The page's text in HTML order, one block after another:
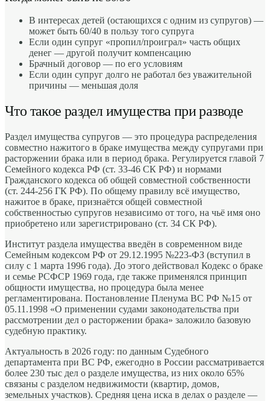
В интересах детей (остающихся с одним из супругов) —
может быть 60/40 в пользу того супруга
Если один супруг «пропил/проиграл» часть общих
денег — другой получит компенсацию
Брачный договор — по его условиям
Если один супруг долго не работал без уважительной
причины — меньшая доля
Что такое раздел имущества при разводе
Раздел имущества супругов — это процедура распределения
совместно нажитого в браке имущества между супругами при
расторжении брака или в период брака. Регулируется главой 7
Семейного кодекса РФ (ст. 33-46 СК РФ) и нормами
Гражданского кодекса об общей совместной собственности
(ст. 244-256 ГК РФ). По общему правилу всё имущество,
нажитое в браке, признаётся общей совместной
собственностью супругов независимо от того, на чьё имя оно
приобретено или зарегистрировано (ст. 34 СК РФ).
Институт раздела имущества введён в современном виде
Семейным кодексом РФ от 29.12.1995 №223-ФЗ (вступил в
силу с 1 марта 1996 года). До этого действовал Кодекс о браке
и семье РСФСР 1969 года, где также применялся принцип
общности имущества, но процедура была менее
регламентирована. Постановление Пленума ВС РФ №15 от
05.11.1998 «О применении судами законодательства при
рассмотрении дел о расторжении брака» заложило базовую
судебную практику.
Актуальность в 2026 году: по данным Судебного
департамента при ВС РФ, ежегодно в России рассматривается
более 230 тыс дел о разделе имущества, из них около 65%
связаны с разделом недвижимости (квартир, домов,
земельных участков). Средняя цена иска в делах о разделе —